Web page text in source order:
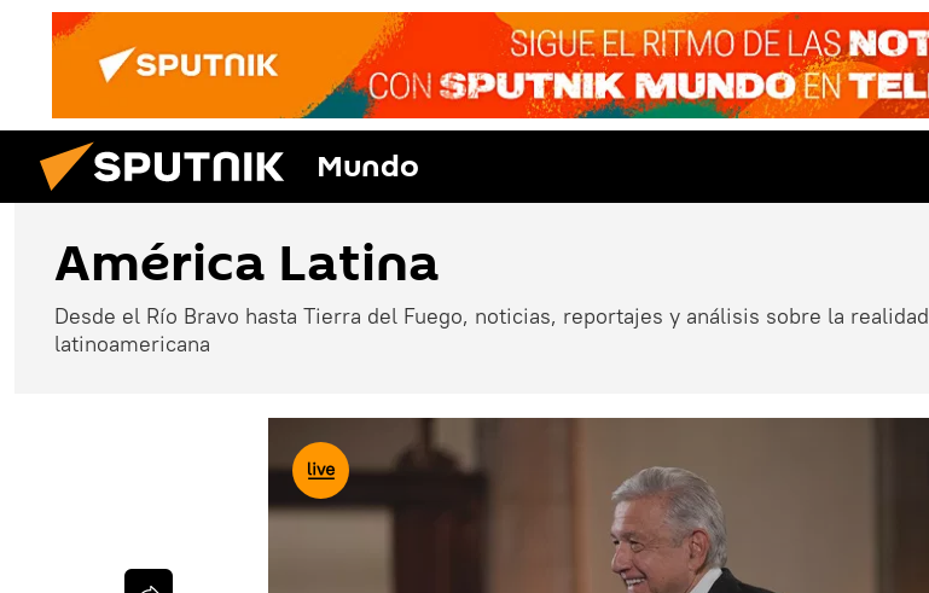
Mundo
América Latina
Desde el Río Bravo hasta Tierra del Fuego, noticias, reportajes y análisis sobre la realidad
latinoamericana